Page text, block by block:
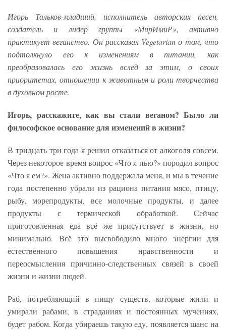
Игорь Тальков-младший, исполнитель авторских песен,
создатель и лидер группы «МирИмиР», активно
практикует веганство. Он рассказал Vegetarian о том, что
подтолкнуло его к изменениям в питании, как
преобразовалась его жизнь вслед за этим, о своих
приоритетах, отношении к животным и роли творчества
в духовном росте.
Игорь, расскажите, как вы стали веганом? Было ли
философское основание для изменений в жизни?
В тридцать три года я решил отказаться от алкоголя совсем.
Через некоторое время вопрос «Что я пью?» породил вопрос
«Что я ем?». Жена активно поддержала меня, и мы в течение
года постепенно убрали из рациона питания мясо, птицу,
рыбу, морепродукты, все молочные продукты, и далее
продукты с термической обработкой. Сейчас
приготовленная еда всё же присутствует в жизни, но
минимально. Всё это высвободило много энергии для
естественного повышения нравственности и
переосмысления причинно-следственных связей в своей
жизни и жизни людей.
Раб, потребляющий в пищу существ, которые жили и
умирали рабами, в страданиях и постоянных мучениях,
будет рабом. Когда убираешь такую еду, появляется шанс на